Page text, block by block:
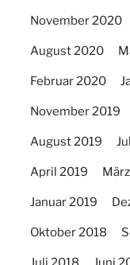
November 2020
August 2020
Februar 2020
November 2019
August 2019
April 2019
Januar 2019
Oktober 2018